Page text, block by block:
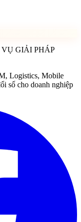
GIẢI PHÁP
Logistics, Mobile
số cho doanh nghiệp